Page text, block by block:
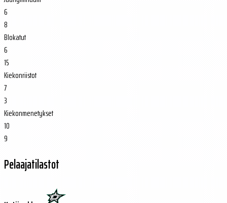
6
8
Blokatut
6
15
Kiekonriistot
7
3
Kiekonmenetykset
10
9
Pelaajatilastot